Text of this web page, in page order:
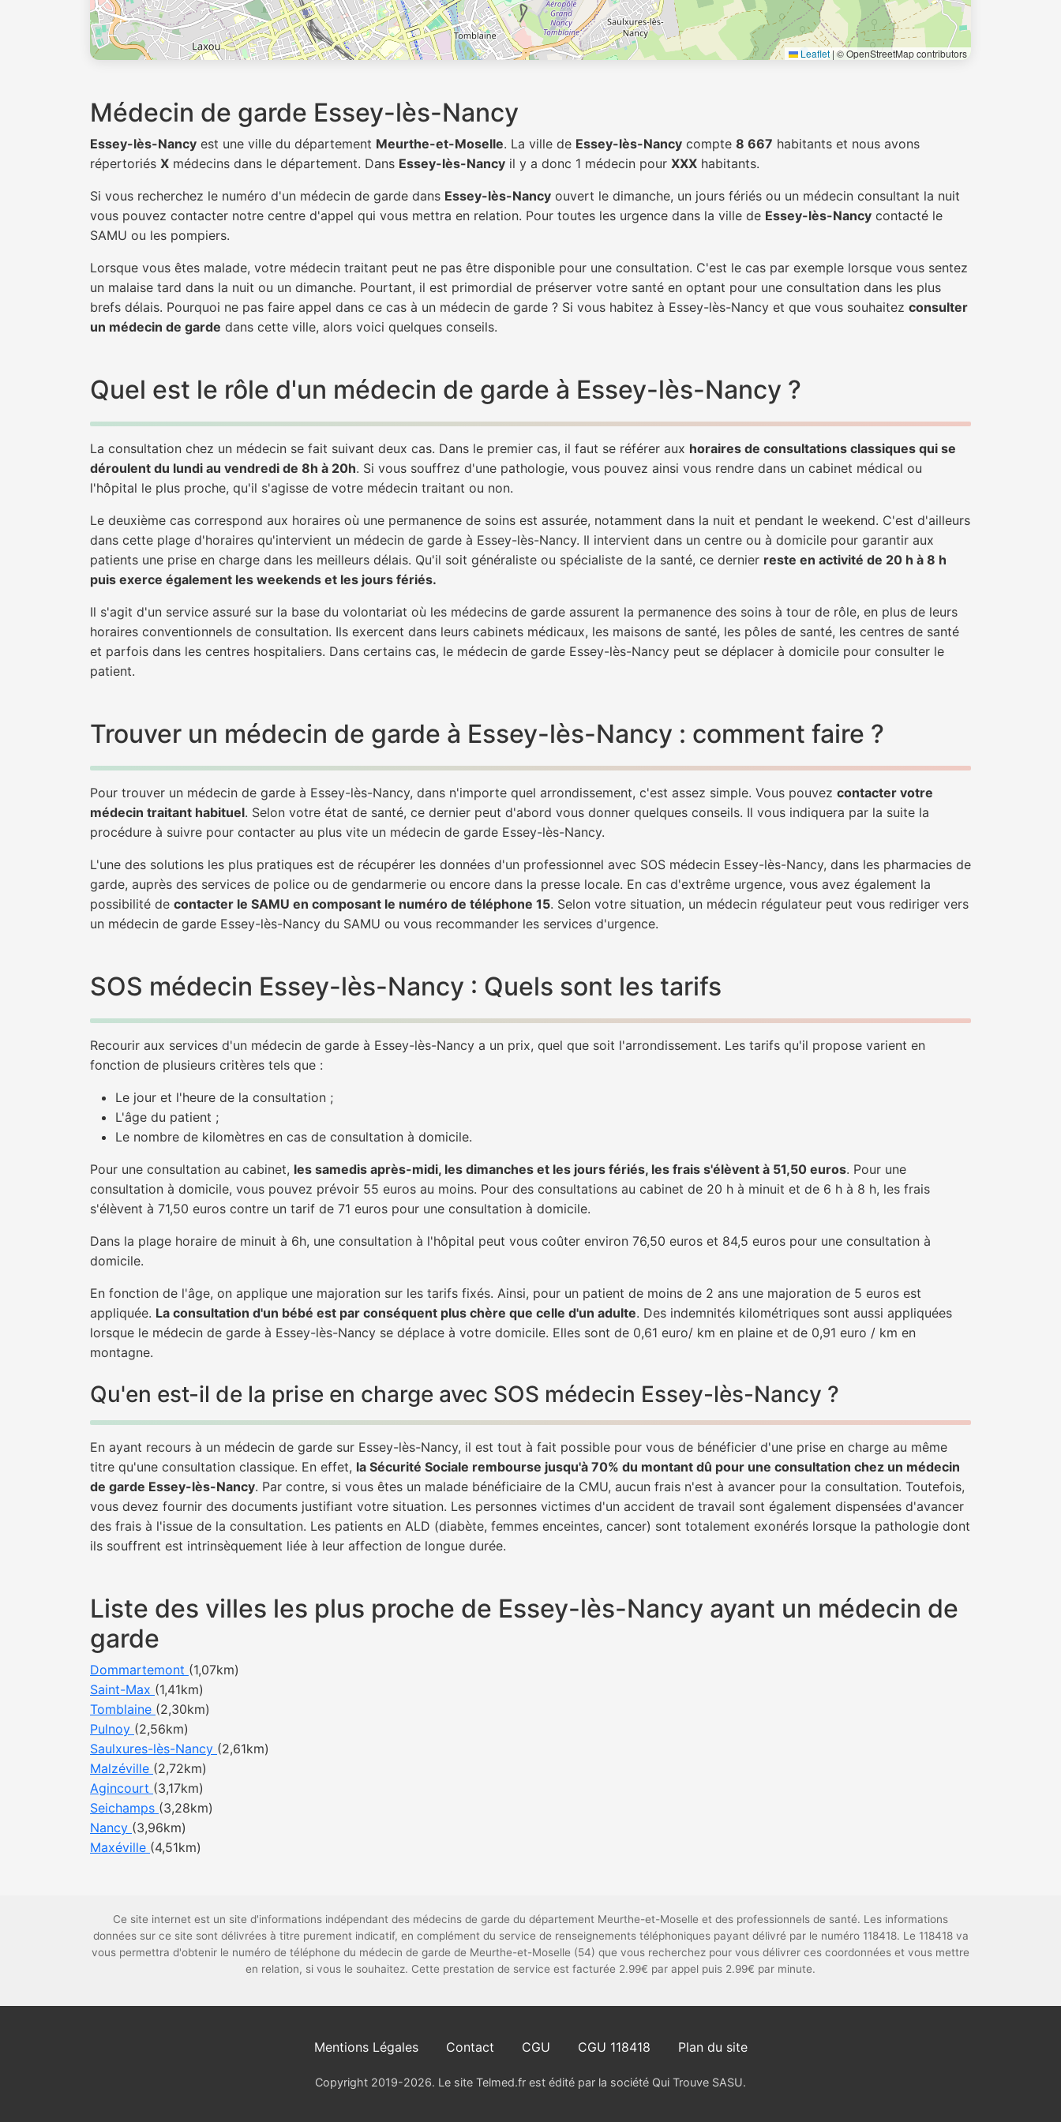
Leaflet |© OpenStreetMap contributors
Médecin de garde Essey-lès-Nancy
Essey-lès-Nancy est une ville du département Meurthe-et-Moselle. La ville de Essey-lès-Nancy compte 8 667 habitants et nous avons
répertoriés X médecins dans le département. Dans Essey-lès-Nancy il y a donc 1 médecin pour XXX habitants.
Si vous recherchez le numéro d'un médecin de garde dans Essey-lès-Nancy ouvert le dimanche, un jours fériés ou un médecin consultant la nuit
vous pouvez contacter notre centre d'appel qui vous mettra en relation. Pour toutes les urgence dans la ville de Essey-lès-Nancy contacté le
SAMU ou les pompiers.
Lorsque vous êtes malade, votre médecin traitant peut ne pas être disponible pour une consultation. C'est le cas par exemple lorsque vous sentez
un malaise tard dans la nuit ou un dimanche. Pourtant, il est primordial de préserver votre santé en optant pour une consultation dans les plus
brefs délais. Pourquoi ne pas faire appel dans ce cas à un médecin de garde ? Si vous habitez à Essey-lès-Nancy et que vous souhaitez consulter
un médecin de garde dans cette ville, alors voici quelques conseils.
Quel est le rôle d'un médecin de garde à Essey-lès-Nancy ?
La consultation chez un médecin se fait suivant deux cas. Dans le premier cas, il faut se référer aux horaires de consultations classiques qui se
déroulent du lundi au vendredi de 8h à 20h. Si vous souffrez d'une pathologie, vous pouvez ainsi vous rendre dans un cabinet médical ou
l'hôpital le plus proche, qu'il s'agisse de votre médecin traitant ou non.
Le deuxième cas correspond aux horaires où une permanence de soins est assurée, notamment dans la nuit et pendant le weekend. C'est d'ailleurs
dans cette plage d'horaires qu'intervient un médecin de garde à Essey-lès-Nancy. Il intervient dans un centre ou à domicile pour garantir aux
patients une prise en charge dans les meilleurs délais. Qu'il soit généraliste ou spécialiste de la santé, ce dernier reste en activité de 20 h à 8 h
puis exerce également les weekends et les jours fériés.
Il s'agit d'un service assuré sur la base du volontariat où les médecins de garde assurent la permanence des soins à tour de rôle, en plus de leurs
horaires conventionnels de consultation. Ils exercent dans leurs cabinets médicaux, les maisons de santé, les pôles de santé, les centres de santé
et parfois dans les centres hospitaliers. Dans certains cas, le médecin de garde Essey-lès-Nancy peut se déplacer à domicile pour consulter le
patient.
Trouver un médecin de garde à Essey-lès-Nancy : comment faire ?
Pour trouver un médecin de garde à Essey-lès-Nancy, dans n'importe quel arrondissement, c'est assez simple. Vous pouvez contacter votre
médecin traitant habituel. Selon votre état de santé, ce dernier peut d'abord vous donner quelques conseils. Il vous indiquera par la suite la
procédure à suivre pour contacter au plus vite un médecin de garde Essey-lès-Nancy.
L'une des solutions les plus pratiques est de récupérer les données d'un professionnel avec SOS médecin Essey-lès-Nancy, dans les pharmacies de
garde, auprès des services de police ou de gendarmerie ou encore dans la presse locale. En cas d'extrême urgence, vous avez également la
possibilité de contacter le SAMU en composant le numéro de téléphone 15. Selon votre situation, un médecin régulateur peut vous rediriger vers
un médecin de garde Essey-lès-Nancy du SAMU ou vous recommander les services d'urgence.
SOS médecin Essey-lès-Nancy : Quels sont les tarifs
Recourir aux services d'un médecin de garde à Essey-lès-Nancy a un prix, quel que soit l'arrondissement. Les tarifs qu'il propose varient en
fonction de plusieurs critères tels que :
Le jour et l'heure de la consultation ;
L'âge du patient ;
Le nombre de kilomètres en cas de consultation à domicile.
Pour une consultation au cabinet, les samedis après-midi, les dimanches et les jours fériés, les frais s'élèvent à 51,50 euros. Pour une
consultation à domicile, vous pouvez prévoir 55 euros au moins. Pour des consultations au cabinet de 20 h à minuit et de 6 h à 8 h, les frais
s'élèvent à 71,50 euros contre un tarif de 71 euros pour une consultation à domicile.
Dans la plage horaire de minuit à 6h, une consultation à l'hôpital peut vous coûter environ 76,50 euros et 84,5 euros pour une consultation à
domicile.
En fonction de l'âge, on applique une majoration sur les tarifs fixés. Ainsi, pour un patient de moins de 2 ans une majoration de 5 euros est
appliquée. La consultation d'un bébé est par conséquent plus chère que celle d'un adulte. Des indemnités kilométriques sont aussi appliquées
lorsque le médecin de garde à Essey-lès-Nancy se déplace à votre domicile. Elles sont de 0,61 euro/ km en plaine et de 0,91 euro / km en
montagne.
Qu'en est-il de la prise en charge avec SOS médecin Essey-lès-Nancy ?
En ayant recours à un médecin de garde sur Essey-lès-Nancy, il est tout à fait possible pour vous de bénéficier d'une prise en charge au même
titre qu'une consultation classique. En effet, la Sécurité Sociale rembourse jusqu'à 70% du montant dû pour une consultation chez un médecin
de garde Essey-lès-Nancy. Par contre, si vous êtes un malade bénéficiaire de la CMU, aucun frais n'est à avancer pour la consultation. Toutefois,
vous devez fournir des documents justifiant votre situation. Les personnes victimes d'un accident de travail sont également dispensées d'avancer
des frais à l'issue de la consultation. Les patients en ALD (diabète, femmes enceintes, cancer) sont totalement exonérés lorsque la pathologie dont
ils souffrent est intrinsèquement liée à leur affection de longue durée.
Liste des villes les plus proche de Essey-lès-Nancy ayant un médecin de
garde
Dommartemont (1,07km)
Saint-Max (1,41km)
Tomblaine (2,30km)
Pulnoy (2,56km)
Saulxures-lès-Nancy (2,61km)
Malzéville (2,72km)
Agincourt (3,17km)
Seichamps (3,28km)
Nancy (3,96km)
Maxéville (4,51km)
Ce site internet est un site d'informations indépendant des médecins de garde du département Meurthe-et-Moselle et des professionnels de santé. Les informations
données sur ce site sont délivrées à titre purement indicatif, en complément du service de renseignements téléphoniques payant délivré par le numéro 118418. Le 118418 va
vous permettra d'obtenir le numéro de téléphone du médecin de garde de Meurthe-et-Moselle (54) que vous recherchez pour vous délivrer ces coordonnées et vous mettre
en relation, si vous le souhaitez. Cette prestation de service est facturée 2.99€ par appel puis 2.99€ par minute.
Mentions Légales Contact CGU CGU 118418 Plan du site
Copyright 2019-2026. Le site Telmed.fr est édité par la société Qui Trouve SASU.